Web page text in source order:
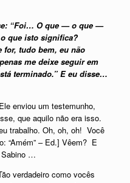
“Foi… O que — o que —
que isto significa?
tudo bem, eu não
me deixe seguir em
terminado.” E eu disse…
enviou um testemunho,
que aquilo não era isso.
trabalho. Oh, oh, oh! Você
“Amém” – Ed.] Vêem? E
Sabino …
verdadeiro como vocês